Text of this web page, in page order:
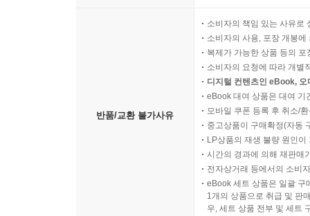
반품/교환 불가사유
소비자의 책임 있는 사유로
소비자의 사용, 포장 개봉
복제가 가능한 상품 등의
소비자의 요청에 따라 개별
디지털 컨텐츠인 eBook,
eBook 대여 상품은 대여 기
모바일 쿠폰 등록 후 취소/
중고상품이 구매확정(자동
LP상품의 재생 불량 원인
시간의 경과에 의해 재판매
전자상거래 등에서의 소비
eBook 세트 상품은 일괄 구
1개의 상품으로 취급 및 판
우, 세트 상품 전부 및 세트